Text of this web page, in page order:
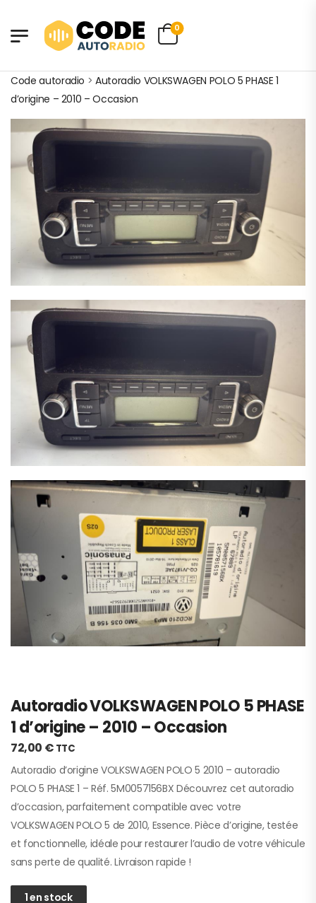
0
Code autoradio >Autoradio VOLKSWAGEN POLO 5 PHASE 1
d’origine – 2010 – Occasion
Autoradio VOLKSWAGEN POLO 5 PHASE
1 d’origine – 2010 – Occasion
72,00 € TTC
Autoradio d’origine VOLKSWAGEN POLO 5 2010 – autoradio
POLO 5 PHASE 1 – Réf. 5M0057156BX Découvrez cet autoradio
d’occasion, parfaitement compatible avec votre
VOLKSWAGEN POLO 5 de 2010, Essence. Pièce d’origine, testée
et fonctionnelle, idéale pour restaurer l’audio de votre véhicule
sans perte de qualité. Livraison rapide !
1 en stock